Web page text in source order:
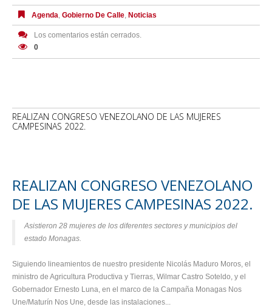
Agenda, Gobierno De Calle, Noticias
Los comentarios están cerrados.
0
REALIZAN CONGRESO VENEZOLANO DE LAS MUJERES
CAMPESINAS 2022.
REALIZAN CONGRESO VENEZOLANO
DE LAS MUJERES CAMPESINAS 2022.
Asistieron 28 mujeres de los diferentes sectores y municipios del
estado Monagas.
Siguiendo lineamientos de nuestro presidente Nicolás Maduro Moros, el
ministro de Agricultura Productiva y Tierras, Wilmar Castro Soteldo, y el
Gobernador Ernesto Luna, en el marco de la Campaña Monagas Nos
Une/Maturín Nos Une, desde las instalaciones...